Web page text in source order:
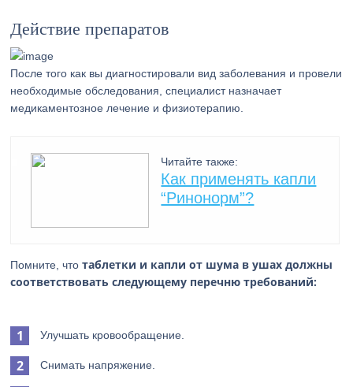
Действие препаратов
После того как вы диагностировали вид заболевания и провели
необходимые обследования, специалист назначает
медикаментозное лечение и физиотерапию.
Читайте также:
Как применять капли
“Ринонорм”?
Помните, чтотаблетки и капли от шума в ушах должны
соответствовать следующему перечню требований:
Улучшать кровообращение.
Снимать напряжение.